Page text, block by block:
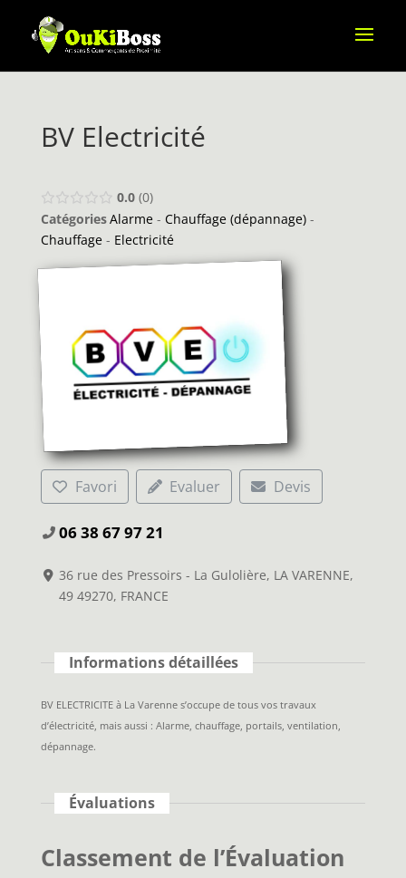
BV Electricité
0.0 0
CatégoriesAlarme- Chauffage (dépannage)-
Chauffage- Electricité
Favori Evaluer Devis
06 38 67 97 21
36 rue des Pressoirs - La Gulolière, LA VARENNE,
49 49270, FRANCE
Informations détaillées
BV ELECTRICITE à La Varenne s’occupe de tous vos travaux
d’électricité, mais aussi : Alarme, chauffage, portails, ventilation,
dépannage.
Évaluations
Classement de l’Évaluation